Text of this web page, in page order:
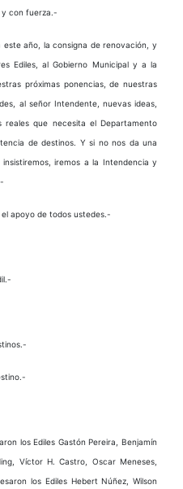
y con fuerza.-
este año, la consigna de renovación, y
Ediles, al Gobierno Municipal y a la
próximas ponencias, de nuestras
al señor Intendente, nuevas ideas,
que necesita el Departamento
de destinos. Y si no nos da una
iremos a la Intendencia y
apoyo de todos ustedes.-
los Ediles Gastón Pereira, Benjamín
Víctor H. Castro, Oscar Meneses,
los Ediles Hebert Núñez, Wilson